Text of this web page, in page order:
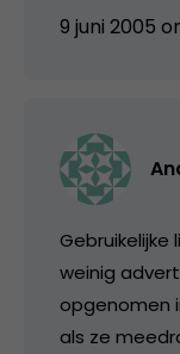
9 juni 2005
Gebruikelijke
weinig
opgenomen
als ze